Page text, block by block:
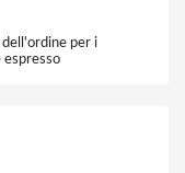
per i
espresso